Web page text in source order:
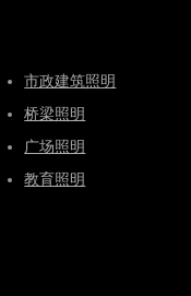
市政建筑照明
桥梁照明
广场照明
教育照明